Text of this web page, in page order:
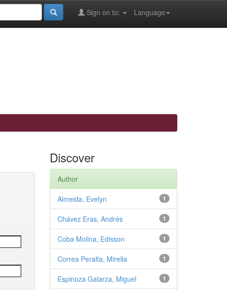
Language
Sign on to:
Discover
Author
1
Almeida, Evelyn
1
Chávez Eras, Andrés
1
Coba Molina, Edisson
1
Correa Peralta, Mirella
1
Espinoza Galarza, Miguel